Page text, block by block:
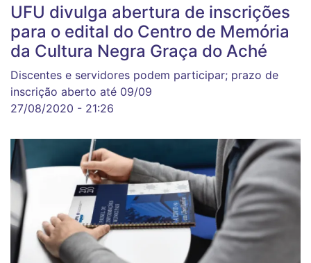
UFU divulga abertura de inscrições
para o edital do Centro de Memória
da Cultura Negra Graça do Aché
Discentes e servidores podem participar; prazo de
inscrição aberto até 09/09
27/08/2020 - 21:26